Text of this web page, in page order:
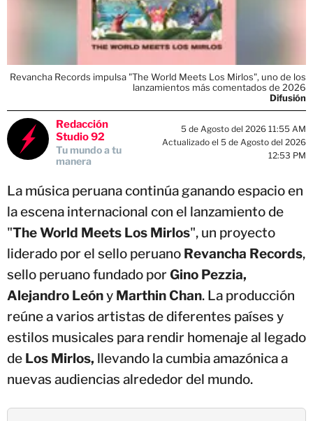
Revancha Records impulsa "The World Meets Los Mirlos", uno de los
lanzamientos más comentados de 2026
Difusión
Redacción
Studio 92
Tu mundo a tu
manera
5 de Agosto del 2026 11:55 AM
Actualizado el 5 de Agosto del 2026
12:53 PM
La música peruana continúa ganando espacio en
la escena internacional con el lanzamiento de
"The World Meets Los Mirlos", un proyecto
liderado por el sello peruano Revancha Records,
sello peruano fundado por Gino Pezzia,
Alejandro Leóny Marthin Chan. La producción
reúne a varios artistas de diferentes países y
estilos musicales para rendir homenaje al legado
de Los Mirlos, llevando la cumbia amazónica a
nuevas audiencias alrededor del mundo.